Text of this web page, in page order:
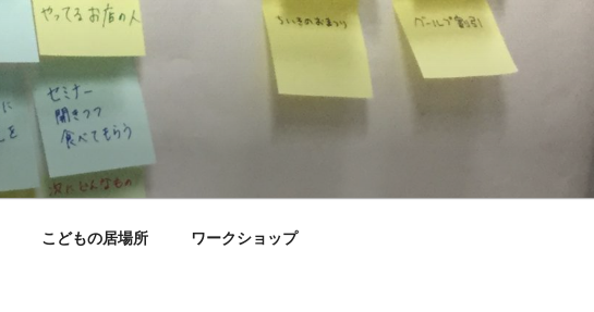
こどもの居場所 ワークショップ